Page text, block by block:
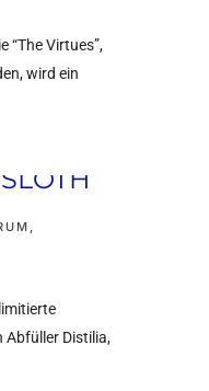
“The Virtues”,
wird ein
,
Abfüller Distilia,
RICCI
RUMX